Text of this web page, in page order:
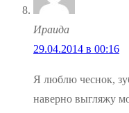
Ираида
29.04.2014 в 00:16
Я люблю чеснок,
наверно выгляжу